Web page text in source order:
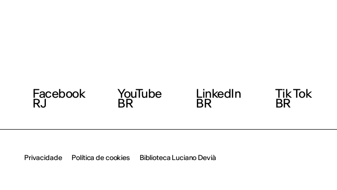
Facebook
RJ
YouTube
BR
LinkedIn
BR
Tik Tok
BR
Privacidade Política de cookies Biblioteca Luciano Devià